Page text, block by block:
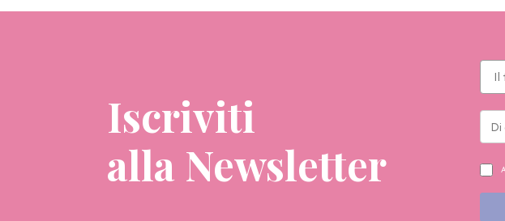
Iscriviti
alla Newsletter